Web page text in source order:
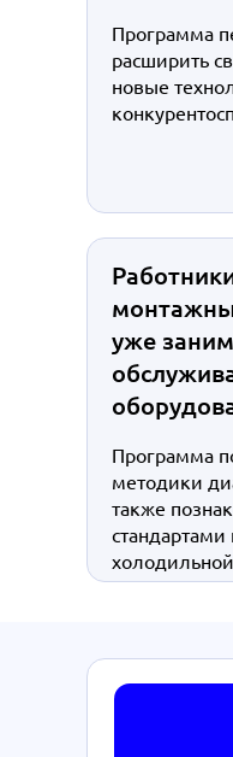
Программа
расширить
новые
уже
Программа
методики
также